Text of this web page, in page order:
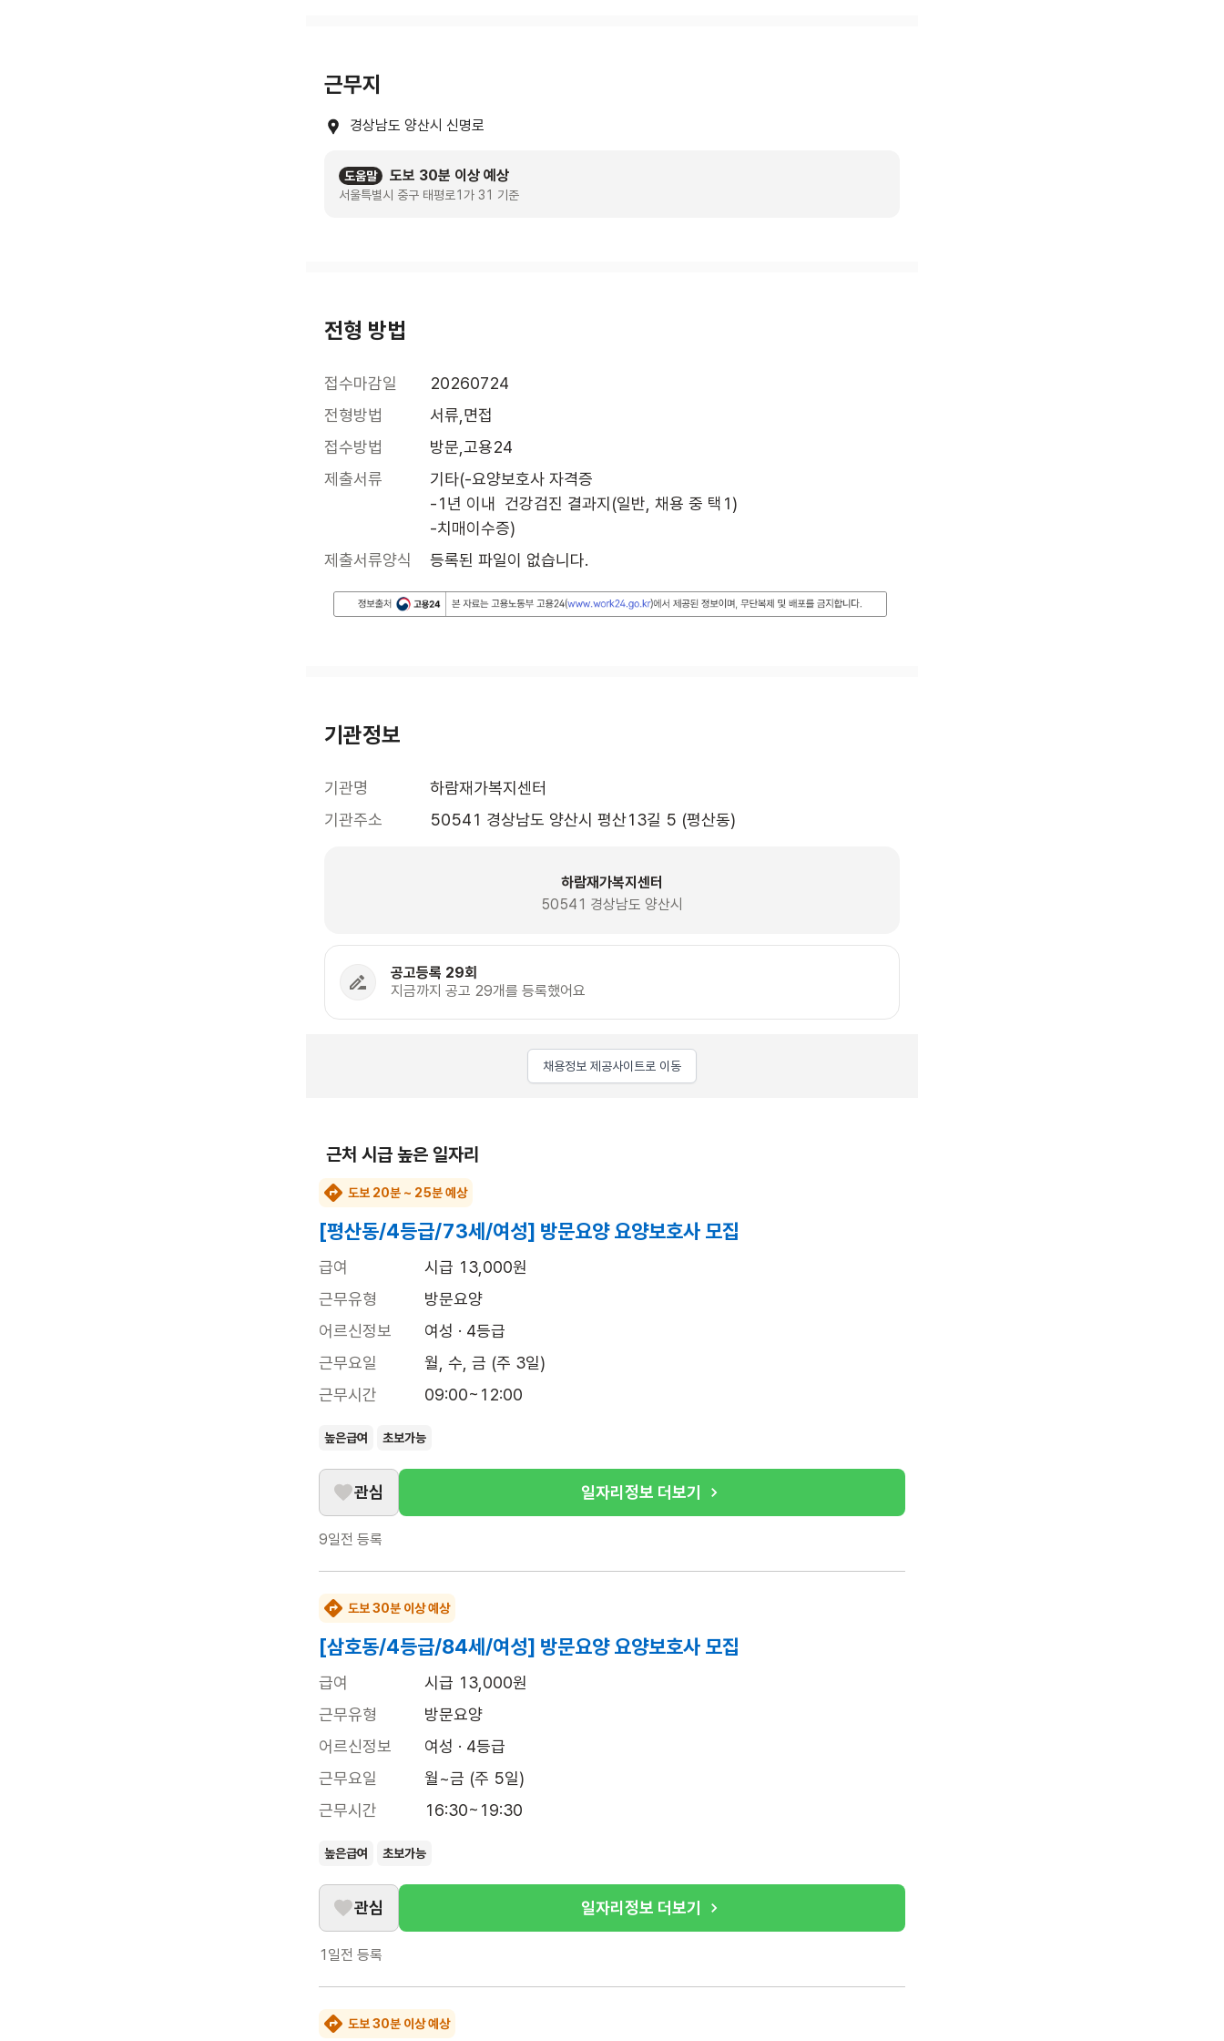
근무지
경상남도 양산시 신명로
도움말 도보 30분 이상 예상
서울특별시 중구 태평로1가 31 기준
전형 방법
접수마감일
20260724
전형방법
서류,면접
접수방법
방문,고용24
제출서류
기타(-요양보호사 자격증
-1년 이내  건강검진 결과지(일반, 채용 중 택1)
-치매이수증)
제출서류양식
등록된 파일이 없습니다.
기관정보
기관명
하람재가복지센터
기관주소
50541 경상남도 양산시 평산13길 5 (평산동)
하람재가복지센터
50541 경상남도 양산시
공고등록 29회
지금까지 공고 29개를 등록했어요
채용정보 제공사이트로 이동
근처 시급 높은 일자리
도보 20분 ~ 25분 예상
[평산동/4등급/73세/여성] 방문요양 요양보호사 모집
급여
시급 13,000원
근무유형
방문요양
어르신정보
여성 · 4등급
근무요일
월, 수, 금 (주 3일)
근무시간
09:00~12:00
높은급여 초보가능
관심 일자리정보 더보기
9일전 등록
도보 30분 이상 예상
[삼호동/4등급/84세/여성] 방문요양 요양보호사 모집
급여
시급 13,000원
근무유형
방문요양
어르신정보
여성 · 4등급
근무요일
월~금 (주 5일)
근무시간
16:30~19:30
높은급여 초보가능
관심 일자리정보 더보기
1일전 등록
도보 30분 이상 예상